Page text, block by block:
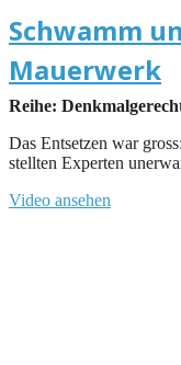
Schwamm
Mauerwerk
Reihe:
Das Entsetzen war
stellten Experten
Video ansehen